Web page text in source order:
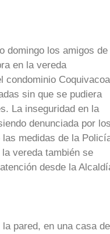
domingo los amigos de
en la vereda
condominio
sin que se pudiera
La inseguridad en la
denunciada por
medidas de la
vereda también se
desde la
pared, en una casa